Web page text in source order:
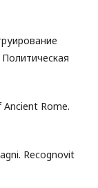
Ancient Rome.
Recognovit